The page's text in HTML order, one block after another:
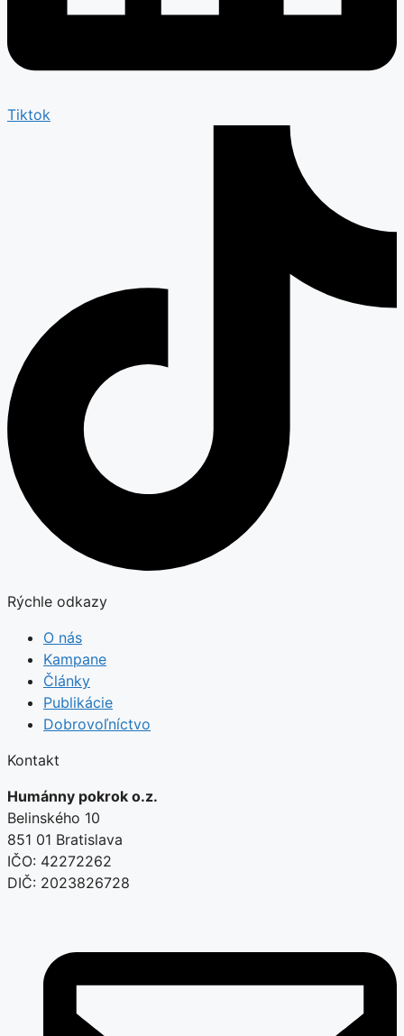
Tiktok
Rýchle odkazy
O nás
Kampane
Články
Publikácie
Dobrovoľníctvo
Kontakt
Humánny pokrok o.z.
Belinského 10
851 01 Bratislava
IČO: 42272262
DIČ: 2023826728